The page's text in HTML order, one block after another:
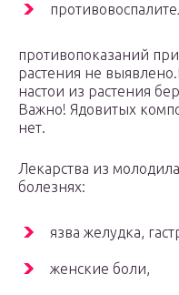
противопоказаний
растения не
настои из растения
Важно! Ядовитых
нет.
Лекарства из
болезнях:
язва желудка,
женские боли,